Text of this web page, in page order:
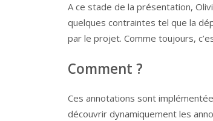
A ce stade de la présentation,
quelques contraintes tel que la
par le projet. Comme toujours,
Comment ?
Ces annotations sont
découvrir dynamiquement les